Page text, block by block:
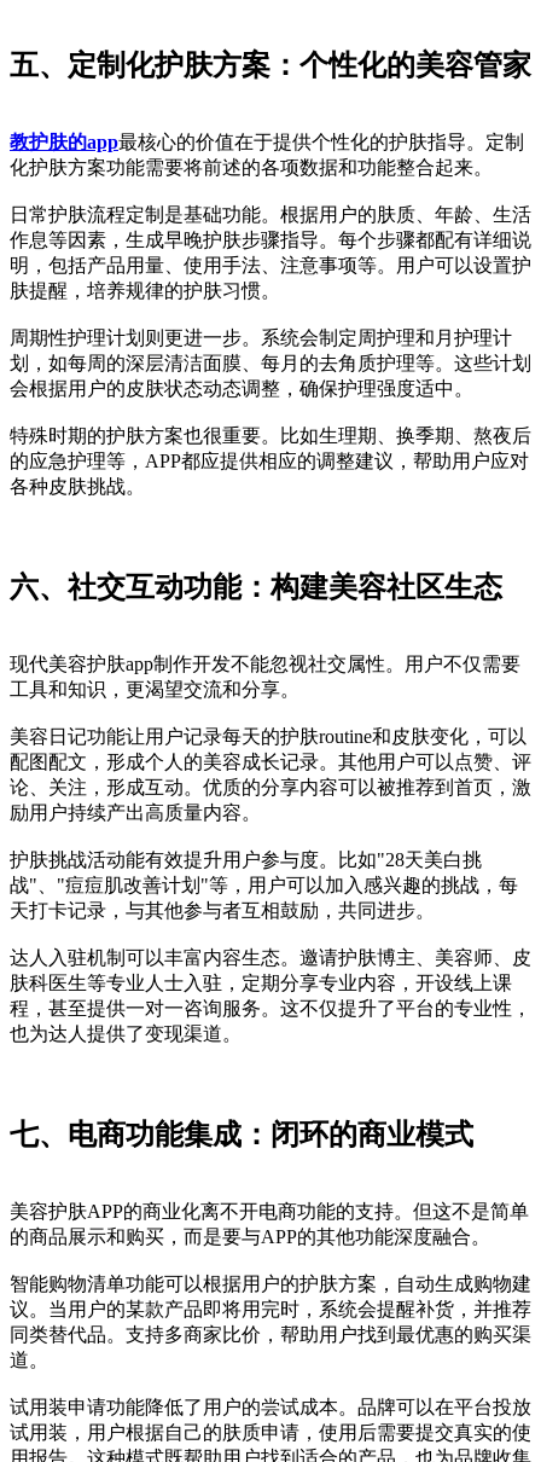
五、定制化护肤方案：个性化的美容管家
教护肤的app最核心的价值在于提供个性化的护肤指导。定制
化护肤方案功能需要将前述的各项数据和功能整合起来。
日常护肤流程定制是基础功能。根据用户的肤质、年龄、生活
作息等因素，生成早晚护肤步骤指导。每个步骤都配有详细说
明，包括产品用量、使用手法、注意事项等。用户可以设置护
肤提醒，培养规律的护肤习惯。
周期性护理计划则更进一步。系统会制定周护理和月护理计
划，如每周的深层清洁面膜、每月的去角质护理等。这些计划
会根据用户的皮肤状态动态调整，确保护理强度适中。
特殊时期的护肤方案也很重要。比如生理期、换季期、熬夜后
的应急护理等，APP都应提供相应的调整建议，帮助用户应对
各种皮肤挑战。
六、社交互动功能：构建美容社区生态
现代美容护肤app制作开发不能忽视社交属性。用户不仅需要
工具和知识，更渴望交流和分享。
美容日记功能让用户记录每天的护肤routine和皮肤变化，可以
配图配文，形成个人的美容成长记录。其他用户可以点赞、评
论、关注，形成互动。优质的分享内容可以被推荐到首页，激
励用户持续产出高质量内容。
护肤挑战活动能有效提升用户参与度。比如"28天美白挑
战"、"痘痘肌改善计划"等，用户可以加入感兴趣的挑战，每
天打卡记录，与其他参与者互相鼓励，共同进步。
达人入驻机制可以丰富内容生态。邀请护肤博主、美容师、皮
肤科医生等专业人士入驻，定期分享专业内容，开设线上课
程，甚至提供一对一咨询服务。这不仅提升了平台的专业性，
也为达人提供了变现渠道。
七、电商功能集成：闭环的商业模式
美容护肤APP的商业化离不开电商功能的支持。但这不是简单
的商品展示和购买，而是要与APP的其他功能深度融合。
智能购物清单功能可以根据用户的护肤方案，自动生成购物建
议。当用户的某款产品即将用完时，系统会提醒补货，并推荐
同类替代品。支持多商家比价，帮助用户找到最优惠的购买渠
道。
试用装申请功能降低了用户的尝试成本。品牌可以在平台投放
试用装，用户根据自己的肤质申请，使用后需要提交真实的使
用报告。这种模式既帮助用户找到适合的产品，也为品牌收集